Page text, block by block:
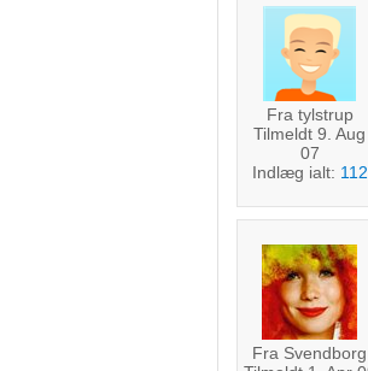
Fra tylstrup
Tilmeldt 9. Aug
07
Indlæg ialt: 112
Fra Svendborg